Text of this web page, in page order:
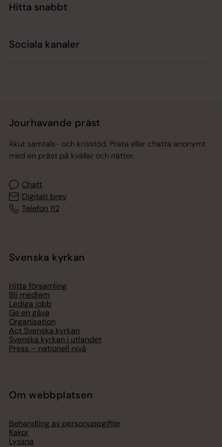
Hitta snabbt
Sociala kanaler
Jourhavande präst
Akut samtals- och krisstöd. Prata eller chatta anonymt
med en präst på kvällar och nätter.
Chatt
Digitalt brev
Telefon 112
Svenska kyrkan
Hitta församling
Bli medlem
Lediga jobb
Ge en gåva
Organisation
Act Svenska kyrkan
Svenska kyrkan i utlandet
Press – nationell nivå
Om webbplatsen
Behandling av personuppgifter
Kakor
Lyssna